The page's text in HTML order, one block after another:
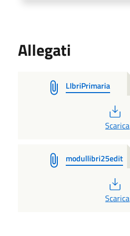
Allegati
LIbriPrimaria
PDF
Scarica
modullibri25edit
PDF
Scarica